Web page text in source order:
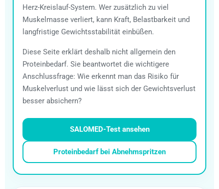
Herz-Kreislauf-System. Wer zusätzlich zu viel
Muskelmasse verliert, kann Kraft, Belastbarkeit und
langfristige Gewichtsstabilität einbüßen.
Diese Seite erklärt deshalb nicht allgemein den
Proteinbedarf. Sie beantwortet die wichtigere
Anschlussfrage: Wie erkennt man das Risiko für
Muskelverlust und wie lässt sich der Gewichtsverlust
besser absichern?
SALOMED-Test ansehen
Proteinbedarf bei Abnehmspritzen